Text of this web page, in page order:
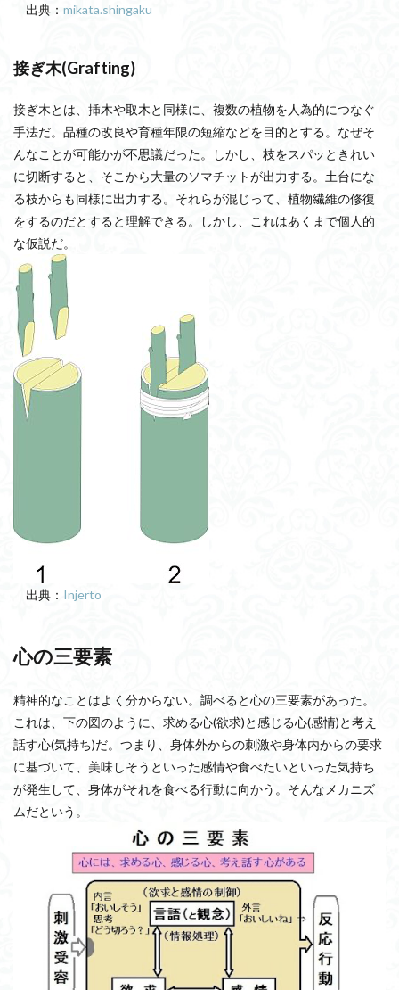
出典： mikata.shingaku
接ぎ木(Grafting)
接ぎ木とは、挿木や取木と同様に、複数の植物を人為的につなぐ
手法だ。品種の改良や育種年限の短縮などを目的とする。なぜそ
んなことが可能かが不思議だった。しかし、枝をスパッときれい
に切断すると、そこから大量のソマチットが出力する。土台にな
る枝からも同様に出力する。それらが混じって、植物繊維の修復
をするのだとすると理解できる。しかし、これはあくまで個人的
な仮説だ。
出典： Injerto
心の三要素
精神的なことはよく分からない。調べると心の三要素があった。
これは、下の図のように、求める心(欲求)と感じる心(感情)と考え
話す心(気持ち)だ。つまり、身体外からの刺激や身体内からの要求
に基づいて、美味しそうといった感情や食べたいといった気持ち
が発生して、身体がそれを食べる行動に向かう。そんなメカニズ
ムだという。